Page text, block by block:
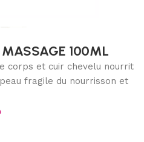
MASSAGE 100ML
corps et cuir chevelu nourrit
fragile du nourrisson et